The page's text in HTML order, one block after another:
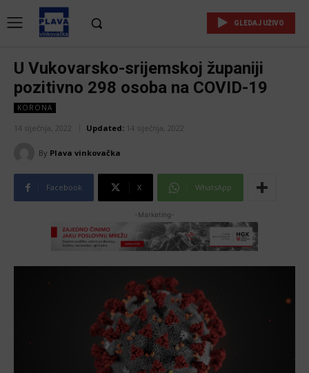
GLEDAJ UŽIVO
U Vukovarsko-srijemskoj županiji
pozitivno 298 osoba na COVID-19
KORONA
14 siječnja, 2022 Updated: 14 siječnja, 2022
By Plava vinkovačka
Facebook X WhatsApp
-Marketing-